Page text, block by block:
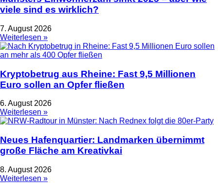
viele sind es wirklich?
7. August 2026
Weiterlesen »
Kryptobetrug aus Rheine: Fast 9,5 Millionen
Euro sollen an Opfer fließen
6. August 2026
Weiterlesen »
Neues Hafenquartier: Landmarken übernimmt
große Fläche am Kreativkai
8. August 2026
Weiterlesen »